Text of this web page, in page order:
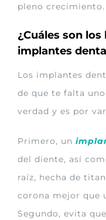
pleno crecimiento.
¿Cuáles son
implantes
Los implantes
de que te falta
verdad y es por
Primero, un
del diente, así
raíz, hecha de
corona mejor que
Segundo, evita